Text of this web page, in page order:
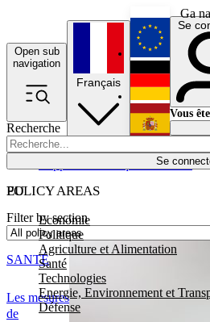
Ga
Open sub
navigation
Recherche
Se
POLICY AREAS
Economie
Politique
Agriculture et Alimentation
Santé
Technologies
Energie, Environnement et
Défense
Économie
Français
English
Deutsch
Español
Se
Vous
EU
Filter by section
Les mesures
de
SANTÉ